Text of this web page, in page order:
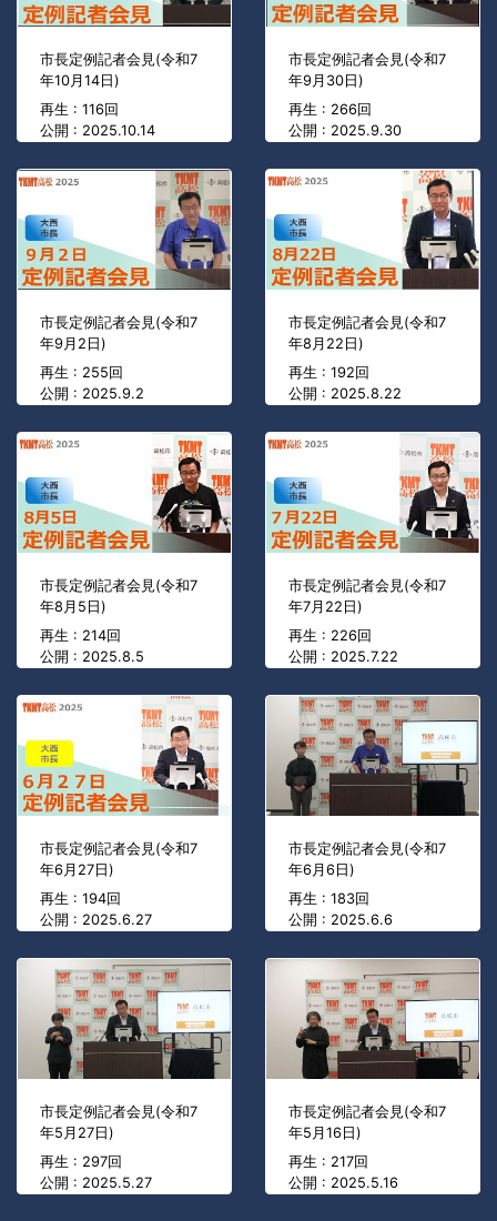
市長定例記者会見(令和7
年10月14日)
再生 : 116回
公開 : 2025.10.14
市長定例記者会見(令和7
年9月30日)
再生 : 266回
公開 : 2025.9.30
市長定例記者会見(令和7
年9月2日)
再生 : 255回
公開 : 2025.9.2
市長定例記者会見(令和7
年8月22日)
再生 : 192回
公開 : 2025.8.22
市長定例記者会見(令和7
年8月5日)
再生 : 214回
公開 : 2025.8.5
市長定例記者会見(令和7
年7月22日)
再生 : 226回
公開 : 2025.7.22
市長定例記者会見(令和7
年6月27日)
再生 : 194回
公開 : 2025.6.27
市長定例記者会見(令和7
年6月6日)
再生 : 183回
公開 : 2025.6.6
市長定例記者会見(令和7
年5月27日)
再生 : 297回
公開 : 2025.5.27
市長定例記者会見(令和7
年5月16日)
再生 : 217回
公開 : 2025.5.16